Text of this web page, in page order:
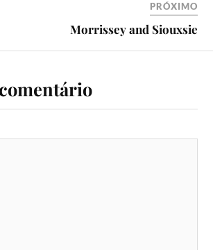
PRÓXIMO
Morrissey and Siouxsie